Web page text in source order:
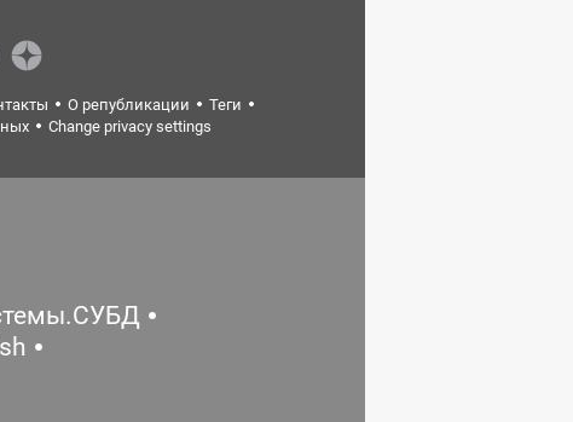
О републикации
Теги
Change privacy settings